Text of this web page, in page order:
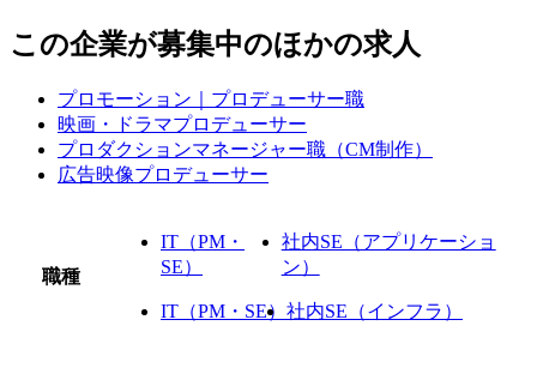
この企業が募集中のほかの求人
プロモーション｜プロデューサー職
映画・ドラマプロデューサー
プロダクションマネージャー職（CM制作）
広告映像プロデューサー
職種
IT（PM・
SE）
社内SE（アプリケーショ
ン）
IT（PM・SE） 社内SE（インフラ）